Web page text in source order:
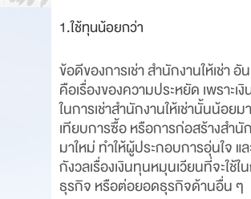
1.ใช้ทุนน้อยกว่า
ข้อดีของการเช่า สำนักงานให้เช่า
คือเรื่องของความประหยัด เพราะเ
ในการเช่าสำนักงานให้เช่านั้นน้อยม
เทียบการซื้อ หรือการก่อสร้างสำนั
มาใหม่ ทำให้ผู้ประกอบการอุ่นใจ แ
กังวลเรื่องเงินทุนหมุนเวียนที่จะใช้ใ
ธุรกิจ หรือต่อยอดธุรกิจด้านอื่น ๆ